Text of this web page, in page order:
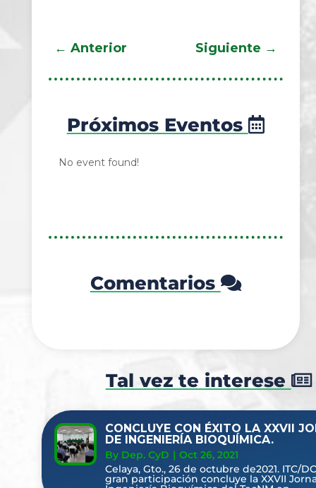
← Anterior Siguiente →
Próximos Eventos
No event found!
Comentarios
Tal vez te interese
CONCLUYE CON ÉXITO LA XXVII
DE INGENIERÍA BIOQUÍMICA.
By Dep. CyD | Oct 26, 2021
Celaya, Gto., 26 de octubre de2021. ITC/
gran participación concluye la XXVII